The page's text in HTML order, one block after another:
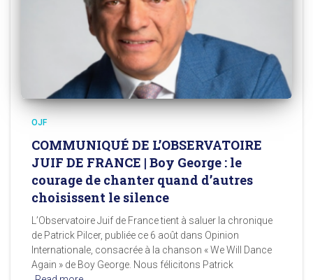
OJF
COMMUNIQUÉ DE L’OBSERVATOIRE
JUIF DE FRANCE | Boy George : le
courage de chanter quand d’autres
choisissent le silence
L’Observatoire Juif de France tient à saluer la chronique
de Patrick Pilcer, publiée ce 6 août dans Opinion
Internationale, consacrée à la chanson « We Will Dance
Again » de Boy George. Nous félicitons Patrick